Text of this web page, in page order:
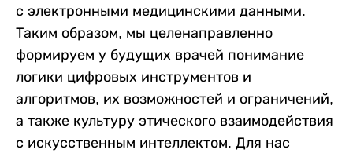
с электронными медицинскими данными.
Таким образом, мы целенаправленно
формируем у будущих врачей понимание
логики цифровых инструментов и
алгоритмов, их возможностей и ограничений,
а также культуру этического взаимодействия
с искусственным интеллектом. Для нас